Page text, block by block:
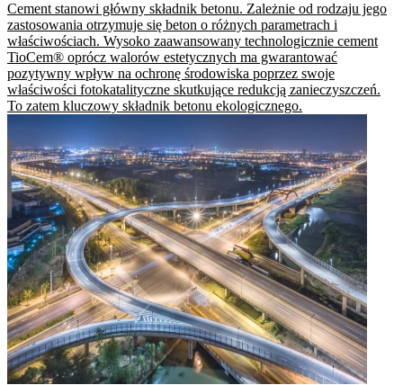
Cement stanowi główny składnik betonu. Zależnie od rodzaju jego
zastosowania otrzymuje się beton o różnych parametrach i
właściwościach. Wysoko zaawansowany technologicznie cement
TioCem® oprócz walorów estetycznych ma gwarantować
pozytywny wpływ na ochronę środowiska poprzez swoje
właściwości fotokatalityczne skutkujące redukcją zanieczyszczeń.
To zatem kluczowy składnik betonu ekologicznego.